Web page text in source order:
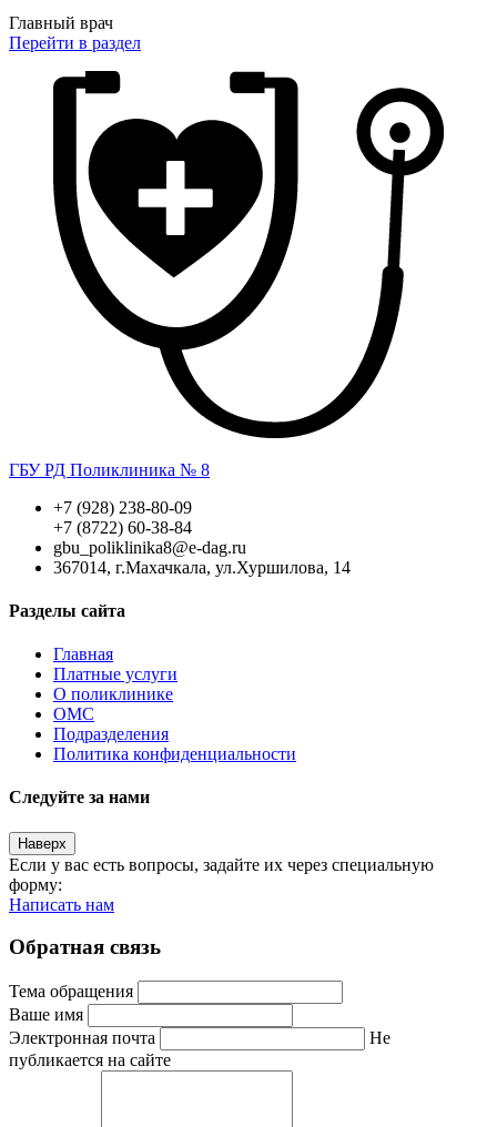
Главный врач
Перейти в раздел
ГБУ РД Поликлиника № 8
+7 (928) 238-80-09
+7 (8722) 60-38-84
gbu_poliklinika8@e-dag.ru
367014, г.Махачкала, ул.Хуршилова, 14
Разделы сайта
Главная
Платные услуги
О поликлинике
ОМС
Подразделения
Политика конфиденциальности
Следуйте за нами
Наверх
Если у вас есть вопросы, задайте их через специальную
форму:
Написать нам
Обратная связь
Тема обращения
Ваше имя
Электронная почта
Не
публикается на сайте